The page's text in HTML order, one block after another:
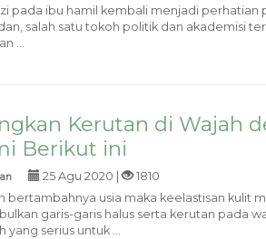
pada ibu hamil kembali menjadi perhatian
salah satu tokoh politik dan akademisi
...
Kerutan di Wajah
Berikut ini
25 Agu 2020 |
1810
bertambahnya usia maka keelastisan kulit
garis-garis halus serta kerutan pada
yang serius untuk ...